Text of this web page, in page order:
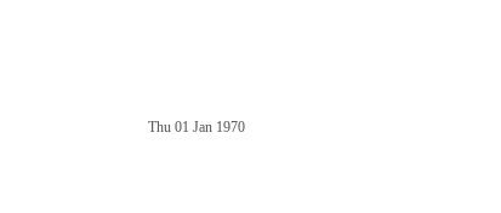
Thu 01 Jan 1970